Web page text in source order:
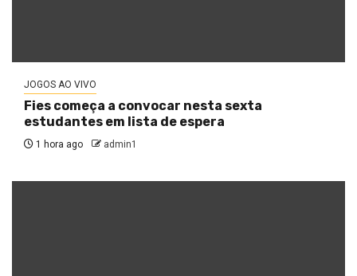
JOGOS AO VIVO
Fies começa a convocar nesta sexta
estudantes em lista de espera
1 hora ago admin1